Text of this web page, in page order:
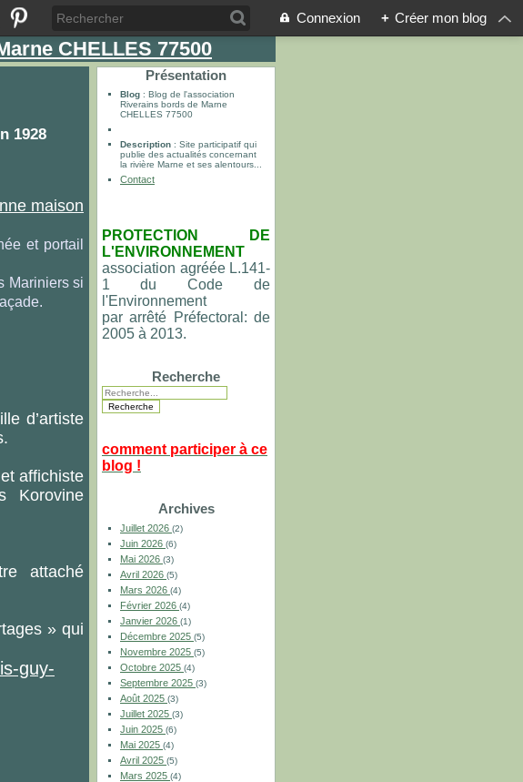
Connexion + Créer mon blog
CHELLES 77500
1928
maison
et portail
Mariniers si
d’artiste
affichiste
Korovine
attaché
» qui
guy-
Présentation
Blog : Blog de l'association
Riverains bords de Marne
CHELLES 77500
Description : Site participatif qui
publie des actualités concernant
la rivière Marne et ses alentours...
Contact
PROTECTION DE
L'ENVIRONNEMENT
association agréée L.141-
1
du Code de
l'Environnement
par arrêté Préfectoral: de
2005 à 2013.
Recherche
comment participer à ce
blog !
Archives
Juillet 2026 (2)
Juin 2026 (6)
Mai 2026 (3)
Avril 2026 (5)
Mars 2026 (4)
Février 2026 (4)
Janvier 2026 (1)
Décembre 2025 (5)
Novembre 2025 (5)
Octobre 2025 (4)
Septembre 2025 (3)
Août 2025 (3)
Juillet 2025 (3)
Juin 2025 (6)
Mai 2025 (4)
Avril 2025 (5)
Mars 2025 (4)